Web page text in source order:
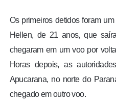
Os primeiros detidos foram
Hellen, de 21 anos, que
chegaram em um voo por
Horas depois, as
Apucarana, no norte do
chegado em outro voo.